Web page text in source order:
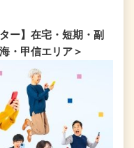
ー】在宅・短期・副
・甲信エリア＞